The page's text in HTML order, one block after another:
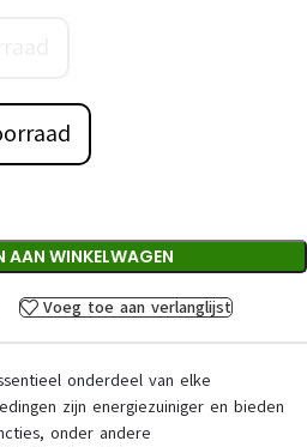
AAN WINKELWAGEN
Voeg toe aan verlanglijst
onderdeel van elke
zijn energiezuiniger en bieden
onder andere